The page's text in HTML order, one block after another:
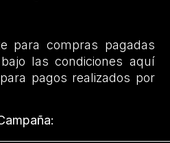
para compras pagadas
las condiciones aquí
pagos realizados por